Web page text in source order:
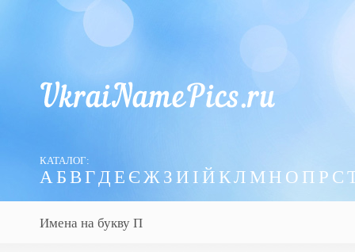
КАТАЛОГ:
АБ ВГД Е Є Ж З И І Й КЛ М Н О П Р С
Имена на букву П